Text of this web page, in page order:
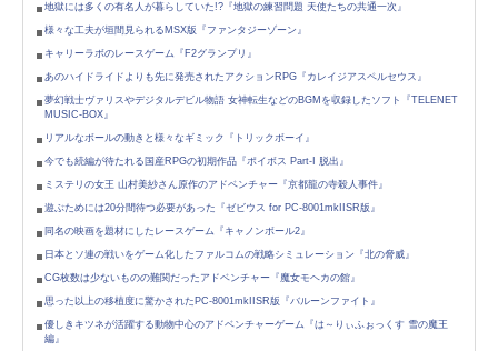
地獄には多くの有名人が暮らしていた!?『地獄の練習問題 天使たちの共通一次』
様々な工夫が垣間見られるMSX版『ファンタジーゾーン』
キャリーラボのレースゲーム『F2グランプリ』
あのハイドライドよりも先に発売されたアクションRPG『カレイジアスペルセウス』
夢幻戦士ヴァリスやデジタルデビル物語 女神転生などのBGMを収録したソフト『TELENET
MUSIC-BOX』
リアルなボールの動きと様々なギミック『トリックボーイ』
今でも続編が待たれる国産RPGの初期作品『ポイボス Part-I 脱出』
ミステリの女王 山村美紗さん原作のアドベンチャー『京都龍の寺殺人事件』
遊ぶためには20分間待つ必要があった『ゼビウス for PC-8001mkIISR版』
同名の映画を題材にしたレースゲーム『キャノンボール2』
日本とソ連の戦いをゲーム化したファルコムの戦略シミュレーション『北の脅威』
CG枚数は少ないものの難関だったアドベンチャー『魔女モヘカの館』
思った以上の移植度に驚かされたPC-8001mkIISR版『バルーンファイト』
優しきキツネが活躍する動物中心のアドベンチャーゲーム『は～りぃふぉっくす 雪の魔王
編』